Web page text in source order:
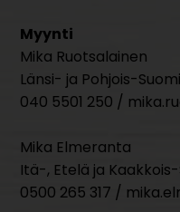
Myynti
Mika Ruotsalainen
Länsi- ja Pohjois-Suomi
040 5501 250 /
Mika Elmeranta
Itä-, Etelä ja
0500 265 317 /